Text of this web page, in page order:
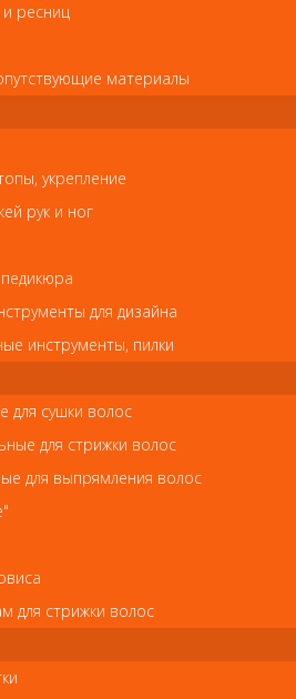
,
c 10:00 - 22:00
ресниц
материалы
укрепление
рук и ног
для дизайна
инструменты, пилки
сушки волос
для стрижки волос
для выпрямления волос
для стрижки волос